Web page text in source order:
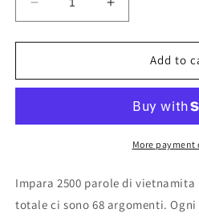
Decrease
quantity
for
di
Increase
quantity
for
Quaderno
di
Add to
More payment
Impara 2500 parole di
totale ci sono 68 argomenti.